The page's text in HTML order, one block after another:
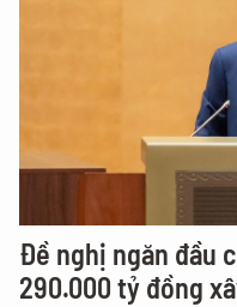
Đề nghị ngăn đầu
290.000 tỷ đồng